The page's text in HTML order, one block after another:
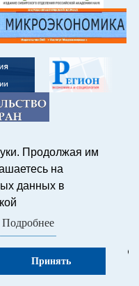
Продолжая им
на
данных в
Подробнее
Принять
Академика